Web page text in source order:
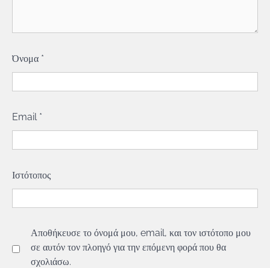
Όνομα *
Email *
Ιστότοπος
Αποθήκευσε το όνομά μου, email, και τον ιστότοπο μου
σε αυτόν τον πλοηγό για την επόμενη φορά που θα
σχολιάσω.